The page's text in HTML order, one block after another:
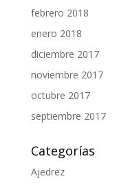
febrero 2018
enero 2018
diciembre 2017
noviembre 2017
octubre 2017
septiembre 2017
Categorías
Ajedrez